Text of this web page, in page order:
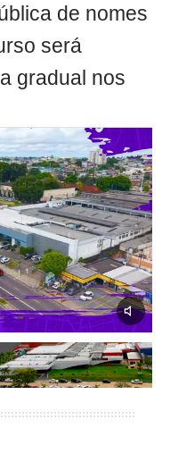
de nomes
será
gradual nos